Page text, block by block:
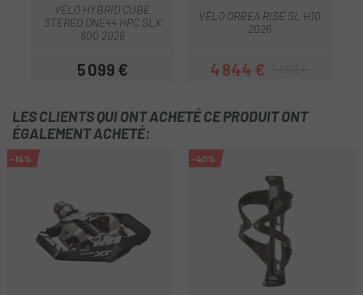
VÉLO HYBRID CUBE
STEREO ONE44 HPC SLX
800 2026
Prix
5 099 €
VÉLO ORBEA RISE SL H10
2026
Prix
4 844 €Prix habituel
LES CLIENTS QUI ONT ACHETÉ CE PRODUIT ONT
ÉGALEMENT ACHETÉ:
-14% -40%